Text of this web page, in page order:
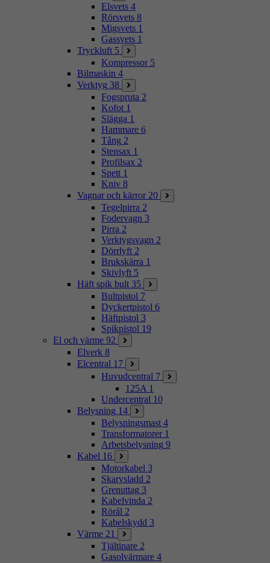
Elsvets 4
Rörsvets 8
Migsvets 1
Gassvets 1
Tryckluft 5
Kompressor 5
Bilmaskin 4
Verktyg 38
Fogspruta 2
Kofot 1
Slägga 1
Hammare 6
Tång 2
Stensax 1
Profilsax 2
Spett 1
Kniv 8
Vagnar och kärror 20
Tegelpirra 2
Fodervagn 3
Pirra 2
Verktygsvagn 2
Dörrlyft 2
Brukskärra 1
Skivlyft 5
Häft spik bult 35
Bultpistol 7
Dyckertpistol 6
Häftpistol 3
Spikpistol 19
El och värme 92
Elverk 8
Elcentral 17
Huvudcentral 7
125A 1
Undercentral 10
Belysning 14
Belysningsmast 4
Transformatorer 1
Arbetsbelysning 9
Kabel 16
Motorkabel 3
Skarvsladd 2
Grenuttag 3
Kabelvinda 2
Rörål 2
Kabelskydd 3
Värme 21
Tjältinare 2
Gasolvärmare 4